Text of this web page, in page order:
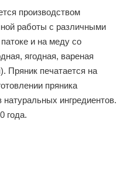
производством
работы с различными
и на меду со
ягодная, вареная
Пряник печатается на
пряника
ингредиентов.
года.